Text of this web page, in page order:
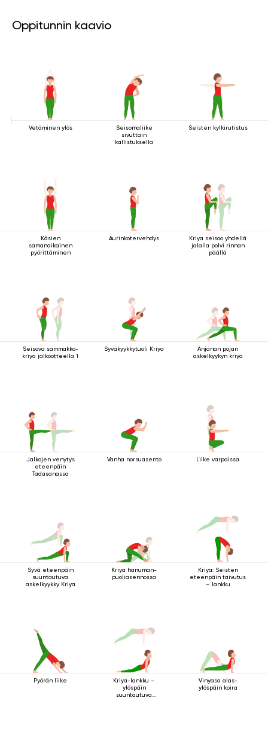
Oppitunnin kaavio
Vetäminen ylös
Seisomaliike
sivuttain
kallistuksella
Seisten kylkirutistus
Käsien
samanaikainen
pyörittäminen
Aurinkotervehdys
Kriya seisoo yhdellä
jalalla polvi rinnan
päällä
Seisova sammakko-
kriya jalkootteella 1
Syväkyykkytuoli Kriya
Anjanan pojan
askelkyykyn kriya
Jalkojen venytys
eteenpäin
Tadasanassa
Vanha norsuasento Liike varpaissa
Syvä eteenpäin
suuntautuva
askelkyykky Kriya
Kriya hanuman-
puoliasennossa
Kriya: Seisten
eteenpäin taivutus
– lankku
Pyörän liike
Kriya-lankku –
ylöspäin
suuntautuva
Vinyasa alas-
ylöspäin koira